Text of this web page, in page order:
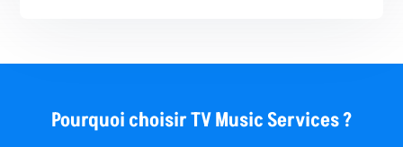
Pourquoi choisirTV Music Services?